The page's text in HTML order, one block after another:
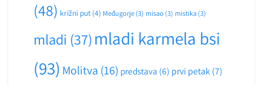
(48) križni put(4) Međugorje(3) misao (3) mistika(3)
mladi (37)mladi karmela bsi
(93) Molitva (16) predstava (6) prvi petak(7)